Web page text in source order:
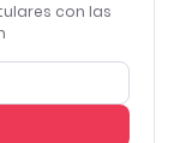
con las